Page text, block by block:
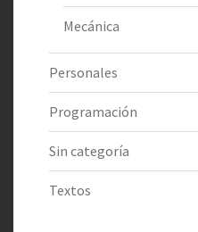
Mecánica
Personales
Programación
Sin categoría
Textos